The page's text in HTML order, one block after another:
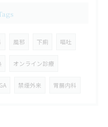
風邪 下痢 嘔吐
オンライン診療
禁煙外来 胃腸内科